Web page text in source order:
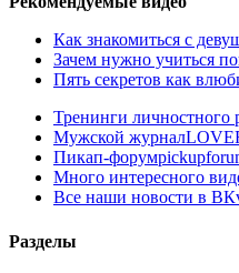
Как знакомиться с
Зачем нужно учиться
Пять секретов как
Тренинги личностного
Мужской журнал
Пикап-форум
Много интересного
Все наши новости в ВК
Разделы